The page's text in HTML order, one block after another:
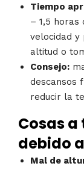
Tiempo
– 1,5 horas
velocidad
altitud o
Consejo:
descansos
reducir la
Cosas
debido
Mal de